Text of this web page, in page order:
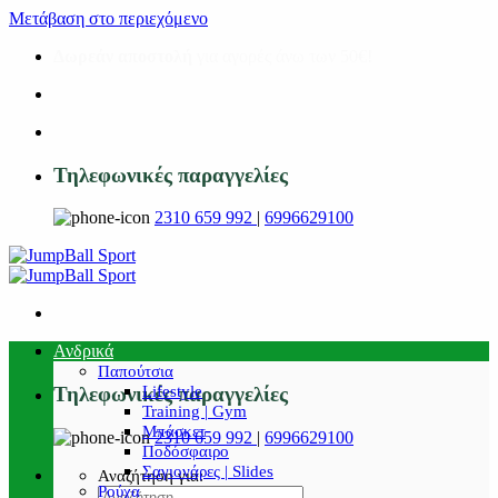
Μετάβαση στο περιεχόμενο
Τηλεφωνικές παραγγελίες
2310 659 992 | 6996629100
Τηλεφωνικές παραγγελίες
2310 659 992 | 6996629100
Αναζήτηση για:
Ανδρικά
Παπούτσια
Lifestyle
Training | Gym
Μπάσκετ
Ποδόσφαιρο
Σαγιονάρες | Slides
Ρούχα